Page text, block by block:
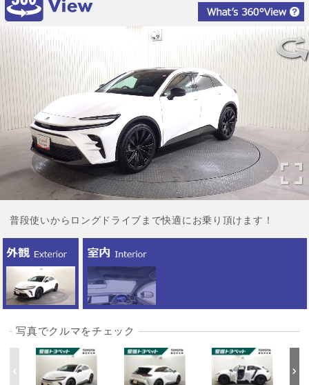
普段使いからロングドライブまで快適にお乗り頂けます！
写真でクルマをチェック